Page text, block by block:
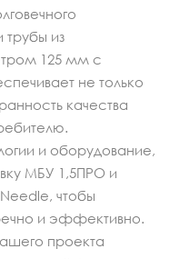
из
125 мм с
не только
качества
и оборудование,
МБУ 1,5ПРО и
чтобы
и эффективно.
проекта